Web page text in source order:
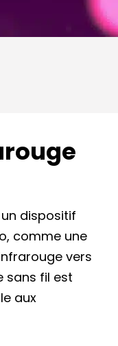
dispositif
comme une
vers
sans fil est
aux